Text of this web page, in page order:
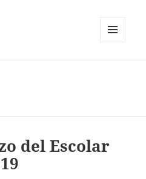
del Escolar